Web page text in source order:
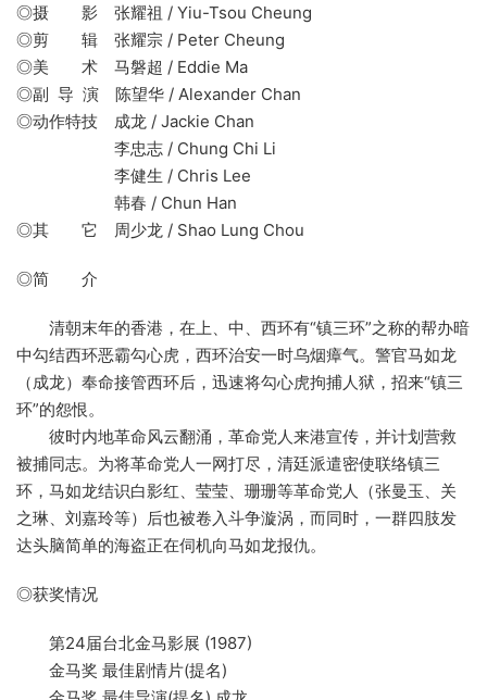
◎摄 影 张耀祖 / Yiu-Tsou Cheung
◎剪 辑 张耀宗 / Peter Cheung
◎美 术 马磐超 / Eddie Ma
◎副 导 演 陈望华 / Alexander Chan
◎动作特技 成龙 / Jackie Chan
李忠志 / Chung Chi Li
李健生 / Chris Lee
韩春 / Chun Han
◎其 它 周少龙 / Shao Lung Chou
◎简 介
清朝末年的香港，在上、中、西环有“镇三环”之称的帮办暗
中勾结西环恶霸勾心虎，西环治安一时乌烟瘴气。警官马如龙
（成龙）奉命接管西环后，迅速将勾心虎拘捕人狱，招来“镇三
环”的怨恨。
彼时内地革命风云翻涌，革命党人来港宣传，并计划营救
被捕同志。为将革命党人一网打尽，清廷派遣密使联络镇三
环，马如龙结识白影红、莹莹、珊珊等革命党人（张曼玉、关
之琳、刘嘉玲等）后也被卷入斗争漩涡，而同时，一群四肢发
达头脑简单的海盗正在伺机向马如龙报仇。
◎获奖情况
第24届台北金马影展 (1987)
金马奖 最佳剧情片(提名)